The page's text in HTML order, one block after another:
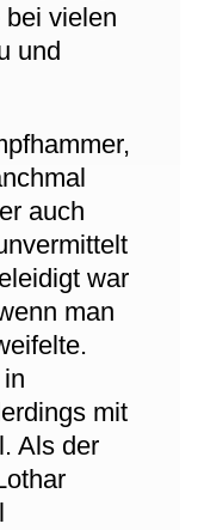
vielen
und
auch
war
man
mit
Als der